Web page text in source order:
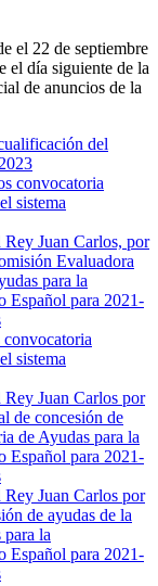
el 22 de septiembre
el día siguiente de la
de anuncios de la
del
convocatoria
sistema
Juan Carlos, por
Evaluadora
para la
Español para 2021-
sistema
Juan Carlos por
de concesión de
de Ayudas para la
Español para 2021-
Juan Carlos por
de ayudas de la
la
Español para 2021-